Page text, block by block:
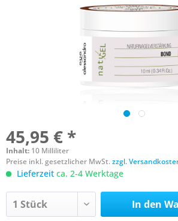
45,95 € *
Inhalt: 10 Milliliter
Preise inkl. gesetzlicher MwSt.zzgl.
Lieferzeit ca. 2-4 Werktage
In den